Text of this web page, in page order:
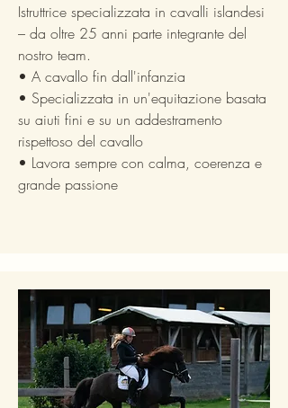
Istruttrice specializzata in cavalli islandesi
– da oltre 25 anni parte integrante del
nostro team.
• A cavallo fin dall'infanzia
• Specializzata in un'equitazione basata
su aiuti fini e su un addestramento
rispettoso del cavallo
• Lavora sempre con calma, coerenza e
grande passione